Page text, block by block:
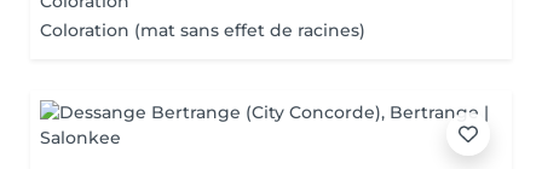
Coloration (mat sans effet de racines)